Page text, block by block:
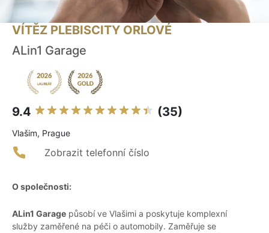
VÍTĚZ PLEBISCITY ORLOVÉ
ALin1 Garage
9.4 (35)
Vlašim, Prague
Zobrazit telefonní číslo
O společnosti:
ALin1 Garage působí ve Vlašimi a poskytuje komplexní
služby zaměřené na péči o automobily. Zaměřuje se